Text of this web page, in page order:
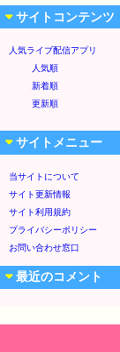
サイトコンテンツ
人気ライブ配信アプリ
人気順
新着順
更新順
サイトメニュー
当サイトについて
サイト更新情報
サイト利用規約
プライバシーポリシー
お問い合わせ窓口
最近のコメント